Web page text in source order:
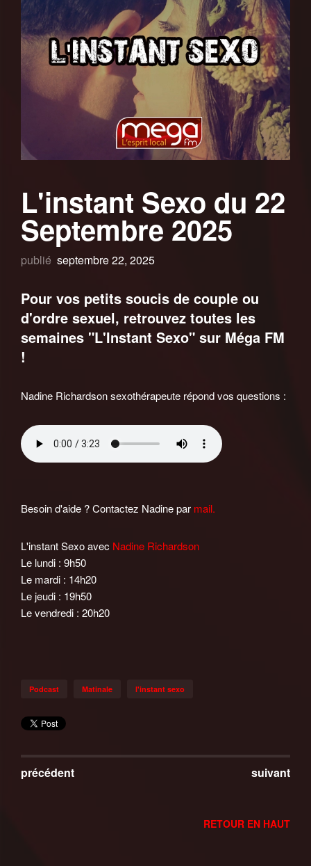
L'instant Sexo du 22
Septembre 2025
publié septembre 22, 2025
Pour vos petits soucis de couple ou
d'ordre sexuel, retrouvez toutes les
semaines "L'Instant Sexo" sur Méga FM
!
Nadine Richardson sexothérapeute répond vos questions :
Besoin d'aide ? Contactez Nadine par mail.
L'instant Sexo avec Nadine Richardson
Le lundi : 9h50
Le mardi : 14h20
Le jeudi : 19h50
Le vendredi : 20h20
Podcast Matinale l'instant sexo
précédent suivant
RETOUR EN HAUT